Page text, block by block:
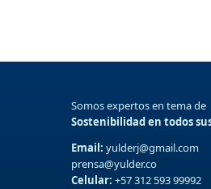
Somos expertos en tema de
Sostenibilidad en todos
Email: yulderj@gmail.com
prensa@yulder.co
Celular: +57 312 593 99992